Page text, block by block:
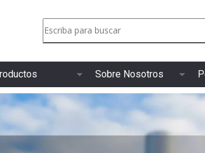
Sobre Nosotros